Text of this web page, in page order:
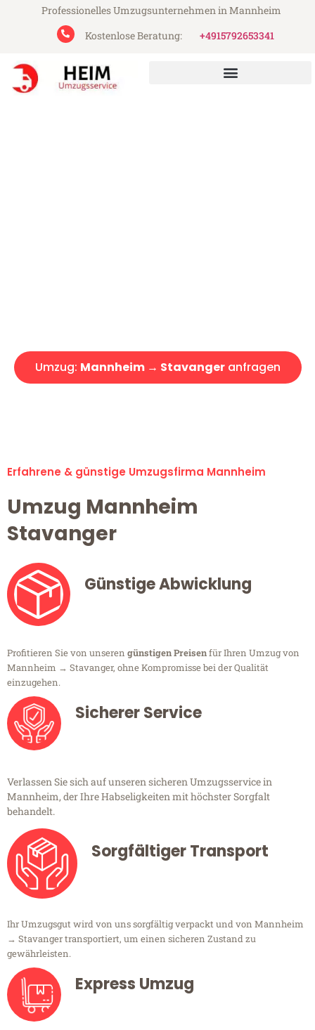
Professionelles Umzugsunternehmen in Mannheim
Kostenlose Beratung:
+4915792653341
Umzug: Mannheim → Stavangeranfragen
Erfahrene & günstige Umzugsfirma Mannheim
Umzug Mannheim
Stavanger
Günstige Abwicklung
Profitieren Sie von unseren günstigen Preisenfür Ihren Umzug von
Mannheim → Stavanger, ohne Kompromisse bei der Qualität
einzugehen.
Sicherer Service
Verlassen Sie sich auf unseren sicheren Umzugsservice in
Mannheim, der Ihre Habseligkeiten mit höchster Sorgfalt
behandelt.
Sorgfältiger Transport
Ihr Umzugsgut wird von uns sorgfältig verpackt und von Mannheim
→ Stavanger transportiert, um einen sicheren Zustand zu
gewährleisten.
Express Umzug